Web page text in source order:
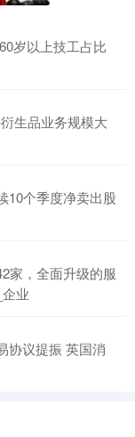
岁以上技工占比
生品业务规模大
10个季度净卖出股
家，全面升级的服
业
协议提振 英国消